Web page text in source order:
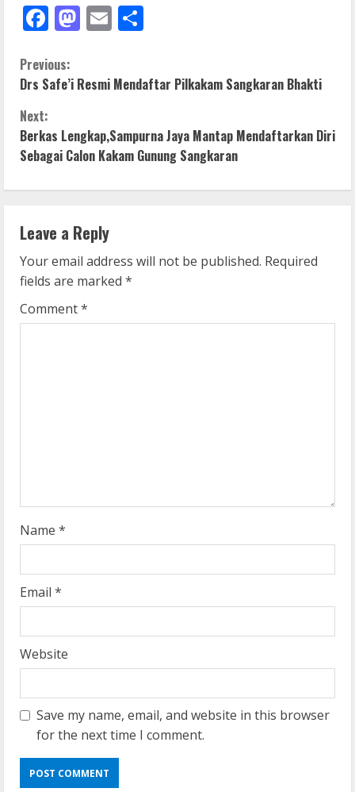
Facebook
Mastodon
Email
C
o
n
t
n
u
e
n
g
Previous:
Drs Safe’i Resmi Mendaftar Pilkakam Sangkaran Bhakti
Next:
Berkas Lengkap,Sampurna Jaya Mantap Mendaftarkan Diri
Sebagai Calon Kakam Gunung Sangkaran
Leave a Reply
Your email address will not be published. Required
fields are marked *
Comment*
Name *
Email *
Website
Save my name, email, and website in this browser
for the next time I comment.